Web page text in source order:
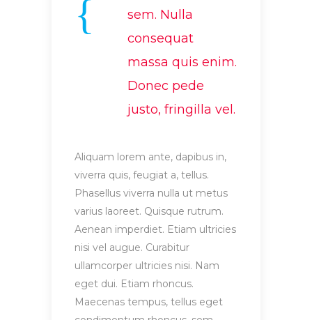
sem. Nulla
consequat
massa quis enim.
Donec pede
justo, fringilla vel.
Aliquam lorem ante, dapibus in,
viverra quis, feugiat a, tellus.
Phasellus viverra nulla ut metus
varius laoreet. Quisque rutrum.
Aenean imperdiet. Etiam ultricies
nisi vel augue. Curabitur
ullamcorper ultricies nisi. Nam
eget dui. Etiam rhoncus.
Maecenas tempus, tellus eget